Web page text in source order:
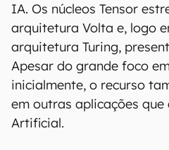
IA. Os núcleos Tensor
arquitetura Volta e, logo
arquitetura Turing,
Apesar do grande foco
inicialmente, o recurso
em outras aplicações
Artificial.